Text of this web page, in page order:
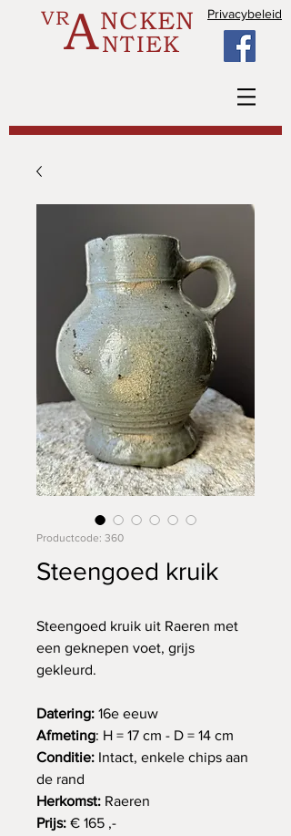
VRANTIEK
Privacybeleid
NCKEN
Productcode: 360
Steengoed kruik
Steengoed kruik uit Raeren met
een geknepen voet, grijs
gekleurd.
Datering: 16e eeuw
Afmeting: H = 17 cm - D = 14 cm
Conditie: Intact, enkele chips aan
de rand
Herkomst: Raeren
Prijs: € 165 ,-